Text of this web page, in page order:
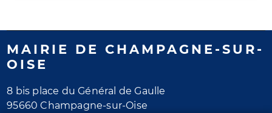
MAIRIE DE CHAMPAGNE-SUR-
OISE
8 bis place du Général de Gaulle
95660 Champagne-sur-Oise